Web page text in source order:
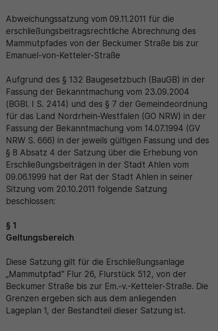
Abweichungssatzung vom 09.11.2011 für die
erschließungsbeitragsrechtliche Abrechnung des
Mammutpfades von der Beckumer Straße bis zur
Emanuel-von-Ketteler-Straße
Aufgrund des § 132 Baugesetzbuch (BauGB) in der
Fassung der Bekanntmachung vom 23.09.2004
(BGBl. I S. 2414) und des § 7 der Gemeindeordnung
für das Land Nordrhein-Westfalen (GO NRW) in der
Fassung der Bekanntmachung vom 14.07.1994 (GV
NRW S. 666) in der jeweils gültigen Fassung und des
§ 8 Absatz 4 der Satzung über die Erhebung von
Erschließungsbeiträgen in der Stadt Ahlen vom
09.06.1999 hat der Rat der Stadt Ahlen in seiner
Sitzung vom 20.10.2011 folgende Satzung
beschlossen:
§ 1
Geltungsbereich
Diese Satzung gilt für die Erschließungsanlage
„Mammutpfad“ Flur 26, Flurstück 512, von der
Beckumer Straße bis zur Em.-v.-Ketteler-Straße. Die
Grenzen ergeben sich aus dem anliegenden
Lageplan 1, der Bestandteil dieser Satzung ist.
Zweck
Dieses Cookie wird verwendet, um Ihre Cookie-
für diese Website zu speichern.
Name
SgCookieOptin.lastPreferences
Anbieter
Cookie Consent / Ahlen
Laufzeit
Dieser Wert speichert Ihre Consent-Einstellungen.
Speicherung Ihrer vorgenommen Einstellungen, falls
Webseiten-Betreiber dies eingestellt hat.
Name
_pk_id\..*$
Matomo
Laufzeit
1 Jahr
Zweck
Wird für statistische Zwecke verwendet, um Details
eindeutige Besucher-ID zu speichern.
_pk_ses\..*$
Anbieter
Matomo
Laufzeit
Cookie-Informationen anzeigen
Externe Inhalte
zusätzliche Informationen anzubieten.